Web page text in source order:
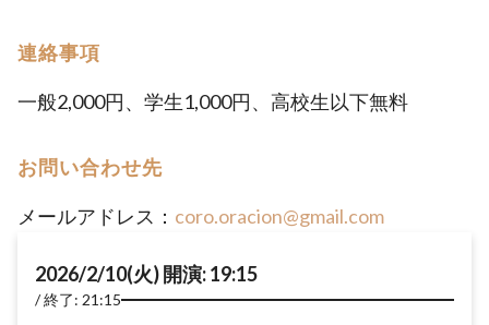
連絡事項
一般2,000円、学生1,000円、高校生以下無料
お問い合わせ先
メールアドレス： coro.oracion@gmail.com
2026/2/10(火) 開演: 19:15
終了: 21:15